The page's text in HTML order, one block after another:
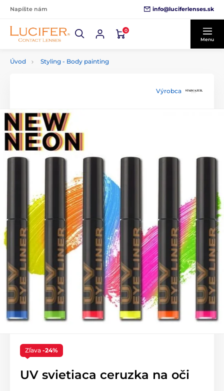
Napíšte nám info@luciferlenses.sk
0
Menu
Úvod Styling - Body painting
Výrobca
Zľava -24%
UV svietiaca ceruzka na oči